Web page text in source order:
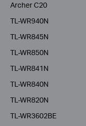
Archer C20
TL-WR940N
TL-WR845N
TL-WR850N
TL-WR841N
TL-WR840N
TL-WR820N
TL-WR3602BE